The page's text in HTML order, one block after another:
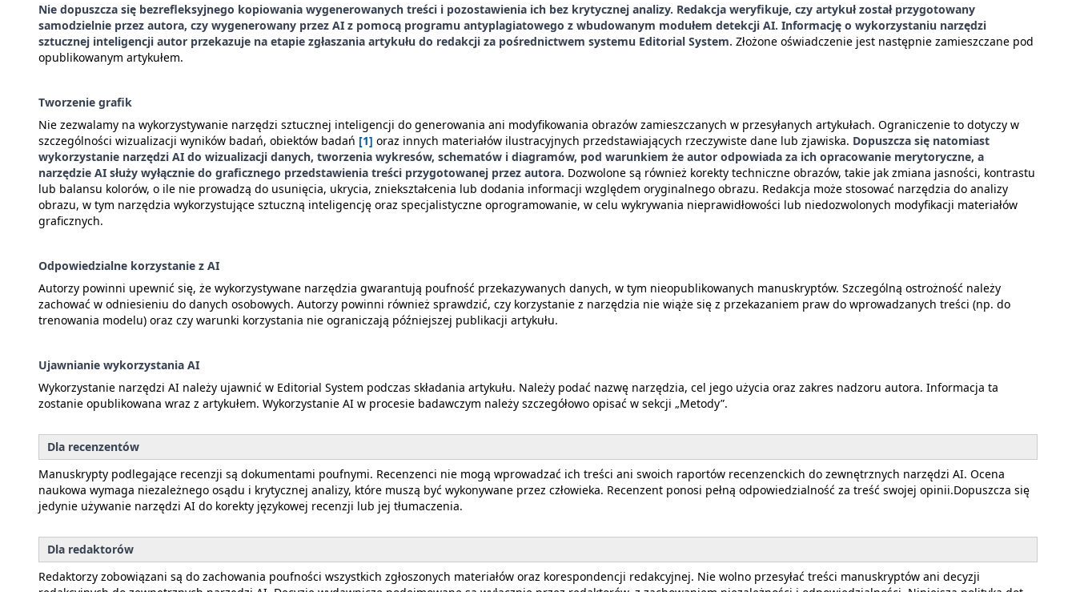
Nie dopuszcza się bezrefleksyjnego kopiowania wygenerowanych treści i pozostawienia ich bez krytycznej analizy. Redakcja weryfikuje, czy artykuł został przygotowany
samodzielnie przez autora, czy wygenerowany przez AI z pomocą programu antyplagiatowego z wbudowanym modułem detekcji AI. Informację o wykorzystaniu narzędzi
sztucznej inteligencji autor przekazuje na etapie zgłaszania artykułu do redakcji za pośrednictwem systemu Editorial System. Złożone oświadczenie jest następnie zamieszczane pod
opublikowanym artykułem.
Tworzenie grafik
Nie zezwalamy na wykorzystywanie narzędzi sztucznej inteligencji do generowania ani modyfikowania obrazów zamieszczanych w przesyłanych artykułach. Ograniczenie to dotyczy w
szczególności wizualizacji wyników badań, obiektów badań [1] oraz innych materiałów ilustracyjnych przedstawiających rzeczywiste dane lub zjawiska. Dopuszcza się natomiast
wykorzystanie narzędzi AI do wizualizacji danych, tworzenia wykresów, schematów i diagramów, pod warunkiem że autor odpowiada za ich opracowanie merytoryczne, a
narzędzie AI służy wyłącznie do graficznego przedstawienia treści przygotowanej przez autora. Dozwolone są również korekty techniczne obrazów, takie jak zmiana jasności, kontrastu
lub balansu kolorów, o ile nie prowadzą do usunięcia, ukrycia, zniekształcenia lub dodania informacji względem oryginalnego obrazu. Redakcja może stosować narzędzia do analizy
obrazu, w tym narzędzia wykorzystujące sztuczną inteligencję oraz specjalistyczne oprogramowanie, w celu wykrywania nieprawidłowości lub niedozwolonych modyfikacji materiałów
graficznych.
Odpowiedzialne korzystanie z AI
Autorzy powinni upewnić się, że wykorzystywane narzędzia gwarantują poufność przekazywanych danych, w tym nieopublikowanych manuskryptów. Szczególną ostrożność należy
zachować w odniesieniu do danych osobowych. Autorzy powinni również sprawdzić, czy korzystanie z narzędzia nie wiąże się z przekazaniem praw do wprowadzanych treści (np. do
trenowania modelu) oraz czy warunki korzystania nie ograniczają późniejszej publikacji artykułu.
Ujawnianie wykorzystania AI
Wykorzystanie narzędzi AI należy ujawnić w Editorial System podczas składania artykułu. Należy podać nazwę narzędzia, cel jego użycia oraz zakres nadzoru autora. Informacja ta
zostanie opublikowana wraz z artykułem. Wykorzystanie AI w procesie badawczym należy szczegółowo opisać w sekcji „Metody”.
Dla recenzentów
Manuskrypty podlegające recenzji są dokumentami poufnymi. Recenzenci nie mogą wprowadzać ich treści ani swoich raportów recenzenckich do zewnętrznych narzędzi AI. Ocena
naukowa wymaga niezależnego osądu i krytycznej analizy, które muszą być wykonywane przez człowieka. Recenzent ponosi pełną odpowiedzialność za treść swojej opinii.Dopuszcza się
jedynie używanie narzędzi AI do korekty językowej recenzji lub jej tłumaczenia.
Dla redaktorów
Redaktorzy zobowiązani są do zachowania poufności wszystkich zgłoszonych materiałów oraz korespondencji redakcyjnej. Nie wolno przesyłać treści manuskryptów ani decyzji